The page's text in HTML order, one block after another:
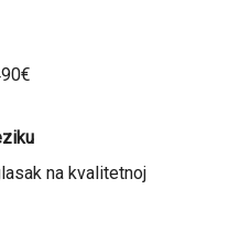
na kvalitetnoj